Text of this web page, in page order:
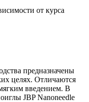
от курса
предназначены
целях. Отличаются
введением. В
JBP Nanoneedle